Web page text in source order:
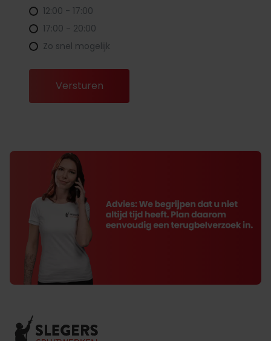
12:00 - 17:00
17:00 - 20:00
Zo snel mogelijk